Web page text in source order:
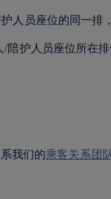
人员座位的同一排
陪护人员座位所在
我们的乘客关系团